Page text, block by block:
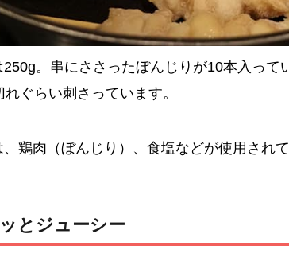
250g。串にささったぼんじりが10本入って
れぐらい刺さっています。
、鶏肉（ぼんじり）、食塩などが使用されて
とジューシー